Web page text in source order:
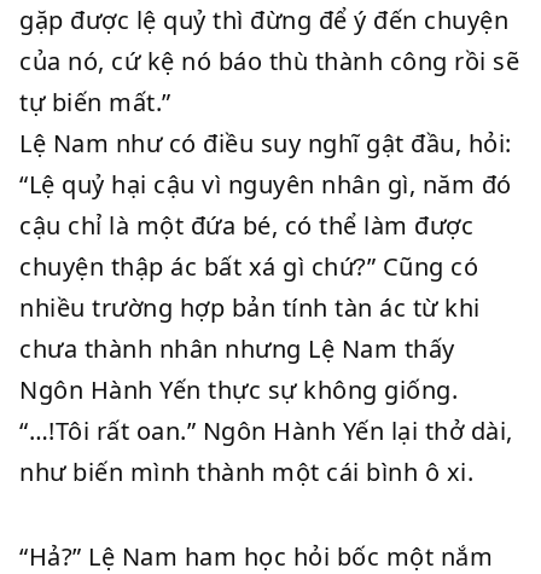
gặp được lệ quỷ thì đừng để ý đến chuyện
của nó, cứ kệ nó báo thù thành công rồi sẽ
tự biến mất.”
Lệ Nam như có điều suy nghĩ gật đầu, hỏi:
“Lệ quỷ hại cậu vì nguyên nhân gì, năm đó
cậu chỉ là một đứa bé, có thể làm được
chuyện thập ác bất xá gì chứ?” Cũng có
nhiều trường hợp bản tính tàn ác từ khi
chưa thành nhân nhưng Lệ Nam thấy
Ngôn Hành Yến thực sự không giống.
“…!Tôi rất oan.” Ngôn Hành Yến lại thở dài,
như biến mình thành một cái bình ô xi.
“Hả?” Lệ Nam ham học hỏi bốc một nắm